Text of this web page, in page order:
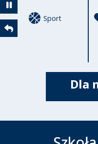
Zatrzymaj animację
Powrót
Sport
Dla